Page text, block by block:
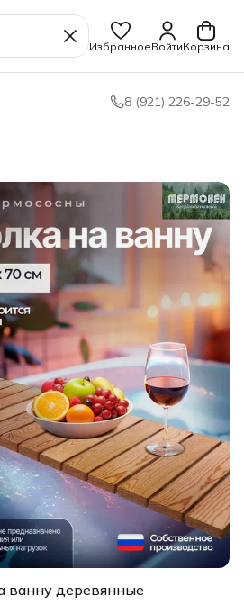
ИзбранноеВойтиКорзина
8 (921) 226-29-52
ванну деревянные